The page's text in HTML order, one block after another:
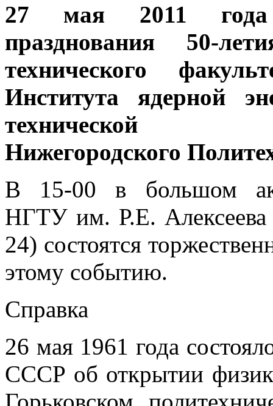
27 мая 2011
празднования 50-
технического
Института ядерной
технической
Нижегородского
В 15-00 в большом
НГТУ им. Р.Е.
24) состоятся
этому событию.
Справка
26 мая 1961 года
СССР об открытии